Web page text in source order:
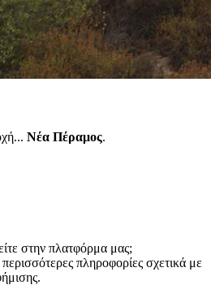
Νέα Πέραμος.
στην πλατφόρμα μας;
πληροφορίες σχετικά με